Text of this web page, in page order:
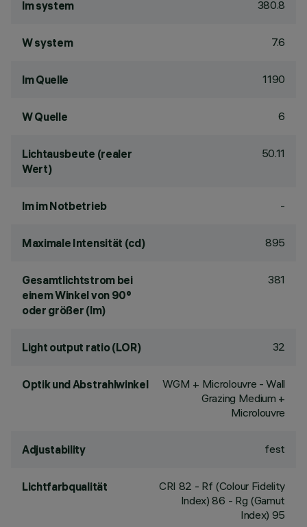
lm system 380.8
W system 7.6
lm Quelle 1190
W Quelle 6
Lichtausbeute (realer
Wert)
50.11
lm im Notbetrieb -
Maximale Intensität (cd) 895
Gesamtlichtstrom bei
einem Winkel von 90°
oder größer (lm)
381
Light output ratio (LOR) 32
Optik und Abstrahlwinkel
WGM + Microlouvre - Wall
Grazing Medium +
Microlouvre
Adjustability fest
Lichtfarbqualität CRI 82 - Rf (Colour Fidelity
Index) 86 - Rg (Gamut
Index) 95